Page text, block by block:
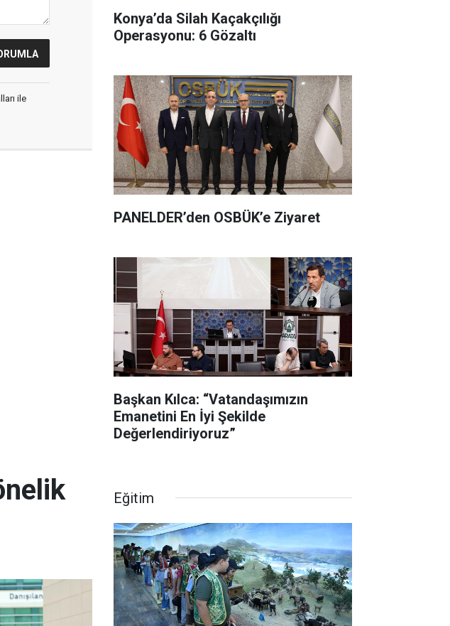
ile
Konya’da Silah Kaçakçılığı
Operasyonu: 6 Gözaltı
PANELDER’den OSBÜK’e Ziyaret
Başkan Kılca: “Vatandaşımızın
Emanetini En İyi Şekilde
Değerlendiriyoruz”
Eğitim